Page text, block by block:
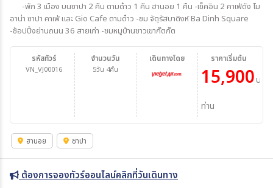
-พัก 3 เมือง บนซาปา 2 คืน ตามด๋าว 1 คืน ฮานอย 1 คืน -เช็คอิน 2 คาเฟ่ดัง โม
อาน่า ซาปา คาเฟ่ และ Gio Cafe ตามด๋าว -ชม จัตุรัสบาดิงห์ Ba Dinh Square
-ช้อปปิ้งย่านถนน 36 สายเก่า -ชมหมูบ้านชาวเขากั๊ตกั๊ต
รหัสทัวร์
VN_VJ00016
จำนวนวัน
5วัน 4คืน
ราคาเริ่มต้น
15,900บาท/
ท่าน
เดินทางโดย
ฮานอย ซาปา
ต้องการจองทัวร์ออนไลน์คลิกที่วันเดินทาง